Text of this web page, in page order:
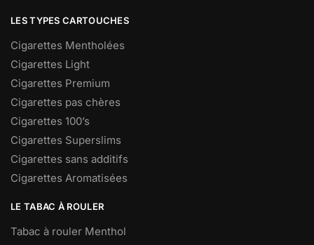
LES TYPES CARTOUCHES
Cigarettes Mentholées
Cigarettes Light
Cigarettes Premium
Cigarettes pas chères
Cigarettes 100’s
Cigarettes Superslims
Cigarettes sans additifs
Cigarettes Aromatisées
LE TABAC À ROULER
Tabac à rouler Menthol